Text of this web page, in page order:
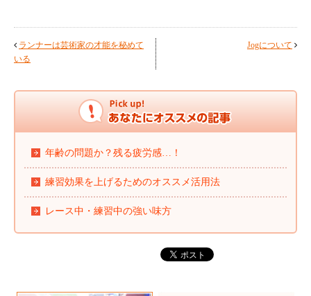
ランナーは芸術家の才能を秘めて
いる
Jogについて
年齢の問題か？残る疲労感…！
練習効果を上げるためのオススメ活用法
レース中・練習中の強い味方